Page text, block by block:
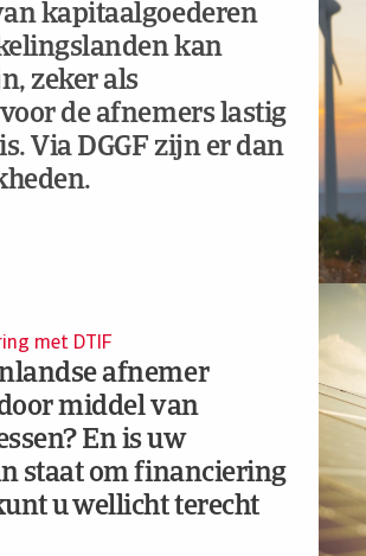
kapitaalgoederen
kan
zeker als
de afnemers lastig
Via DGGF zijn er dan
met DTIF
afnemer
middel van
En is uw
staat om financiering
u wellicht terecht